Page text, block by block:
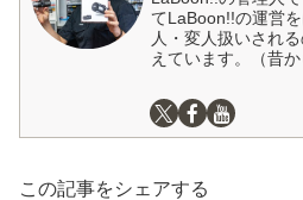
てLaBoon!!の運営
人・変人扱いされ
えています。（昔か
この記事をシェアする